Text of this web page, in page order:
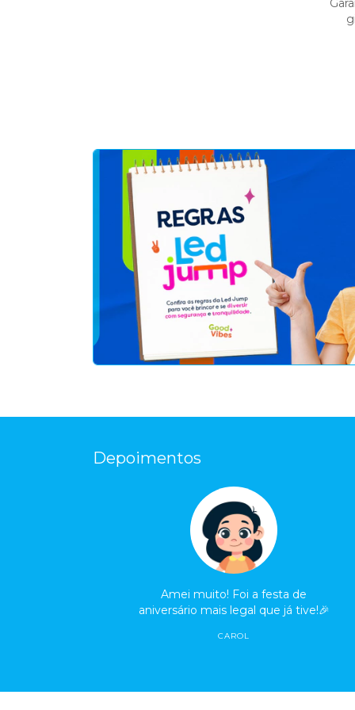
Depoimentos
Amei muito! Foi a festa de
aniversário mais legal que já tive!🎉
CAROL